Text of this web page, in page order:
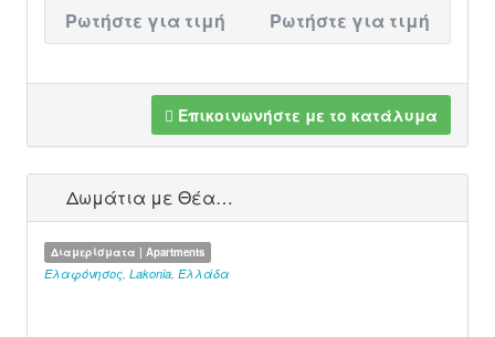
Ρωτήστε για τιμή Ρωτήστε για τιμή
Επικοινωνήστε με το κατάλυμα
Δωμάτια με Θέα…
Διαμερίσματα | Apartments
Ελαφόνησος Lakonia Ελλάδα